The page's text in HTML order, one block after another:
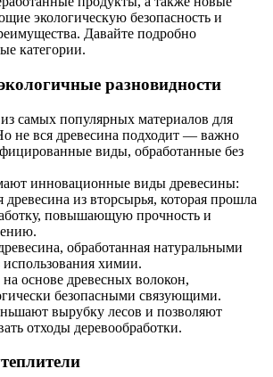
экологическую безопасность и
Давайте подробно
категории.
разновидности
самых популярных материалов для
не вся древесина подходит — важно
виды, обработанные без
инновационные виды древесины:
из вторсырья, которая прошла
повышающую прочность и
обработанная натуральными
использования химии.
основе древесных волокон,
безопасными связующими.
вырубку лесов и позволяют
отходы деревообработки.